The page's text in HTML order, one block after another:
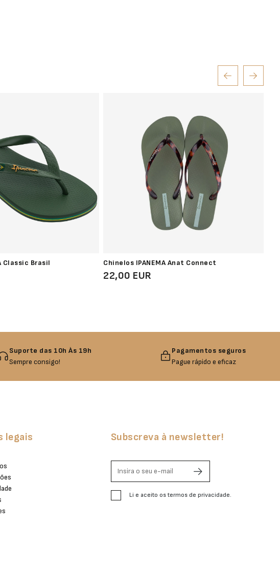
Classic Brasil Chinelos IPANEMA Anat Connect
22,00 EUR
Suporte das 10h Às 19h
Sempre consigo!
Pagamentos seguros
Pague rápido e eficaz
legais Subscreva à newsletter!
Li e aceito os termos de privacidade.